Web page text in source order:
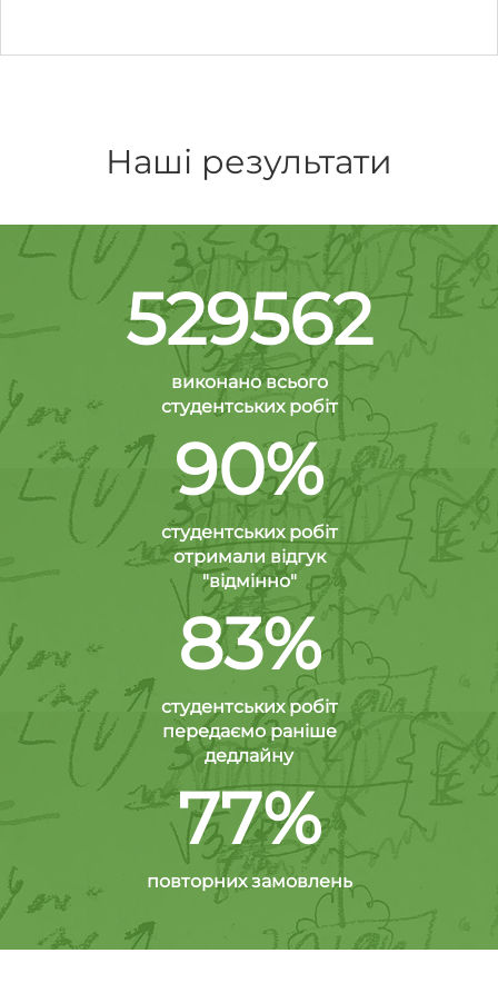
Наші результати
529562
виконано всього
студентських робіт
90%
студентських робіт
отримали відгук
"відмінно"
83%
студентських робіт
передаємо раніше
дедлайну
77%
повторних замовлень